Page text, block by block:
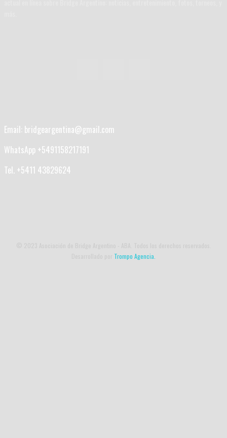
Email: bridgeargentina@gmail.com
WhatsApp +5491158217191
Tel. +5411 43829624
Trompo Agencia.